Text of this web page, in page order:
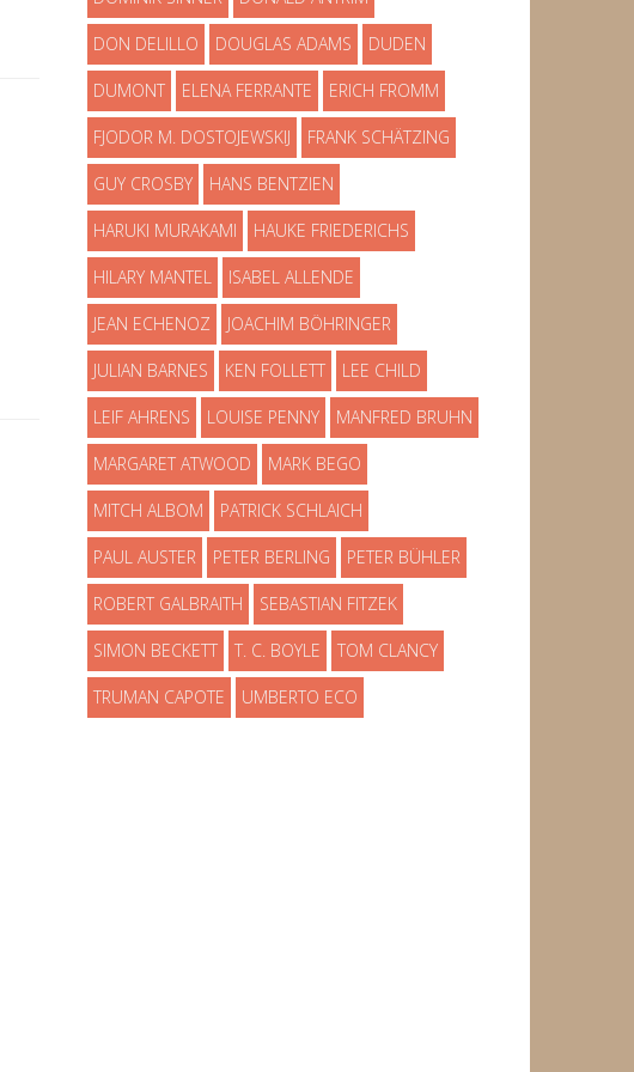
DON DELILLO DOUGLAS ADAMS DUDEN
DUMONT ELENA FERRANTE ERICH FROMM
FJODOR M. DOSTOJEWSKIJ FRANK SCHÄTZING
GUY CROSBY HANS BENTZIEN
HARUKI MURAKAMI HAUKE FRIEDERICHS
HILARY MANTEL ISABEL ALLENDE
JEAN ECHENOZ JOACHIM BÖHRINGER
JULIAN BARNES KEN FOLLETT LEE CHILD
LEIF AHRENS LOUISE PENNY MANFRED BRUHN
MARGARET ATWOOD MARK BEGO
MITCH ALBOM PATRICK SCHLAICH
PAUL AUSTER PETER BERLING PETER BÜHLER
ROBERT GALBRAITH SEBASTIAN FITZEK
SIMON BECKETT T. C. BOYLE TOM CLANCY
TRUMAN CAPOTE UMBERTO ECO